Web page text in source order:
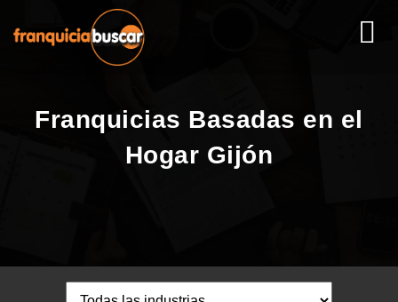
Franquicias Basadas en el
Hogar Gijón